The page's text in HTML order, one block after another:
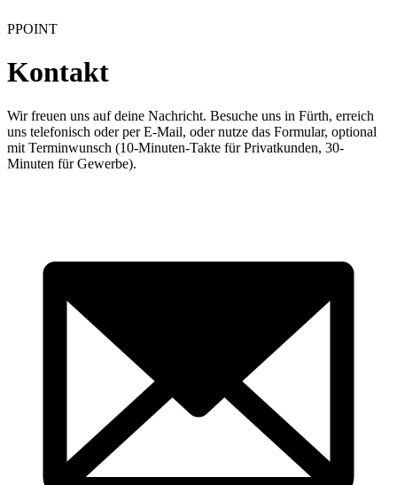
PPOINT
Kontakt
Wir freuen uns auf deine Nachricht. Besuche uns in Fürth, erreich
uns telefonisch oder per E-Mail, oder nutze das Formular, optional
mit Terminwunsch (10-Minuten-Takte für Privatkunden, 30-
Minuten für Gewerbe).